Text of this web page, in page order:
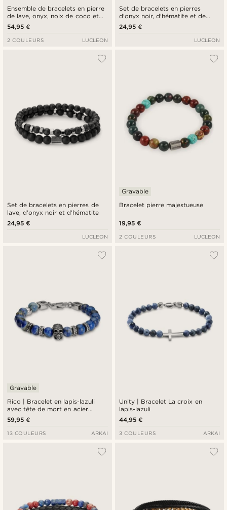
Ensemble de bracelets en pierre
de lave, onyx, noix de coco et
argent sterling
54,95 €
2 COULEURS LUCLEON
Set de bracelets en pierres
d'onyx noir, d'hématite et de
bois
24,95 €
LUCLEON
Set de bracelets en pierres de
lave, d'onyx noir et d'hématite
24,95 €
LUCLEON
Bracelet pierre majestueuse
Gravable
19,95 €
2 COULEURS LUCLEON
Rico | Bracelet en lapis-lazuli
avec tête de mort en acier
inoxydable argenté
Gravable
59,95 €
13 COULEURS ARKAI
Unity | Bracelet La croix en
lapis-lazuli
44,95 €
3 COULEURS ARKAI